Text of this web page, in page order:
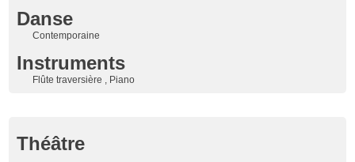
Danse
Contemporaine
Instruments
Flûte traversière , Piano
Théâtre